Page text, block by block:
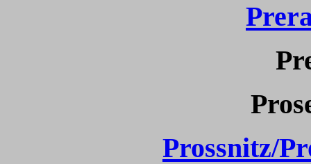
Prossnitz/